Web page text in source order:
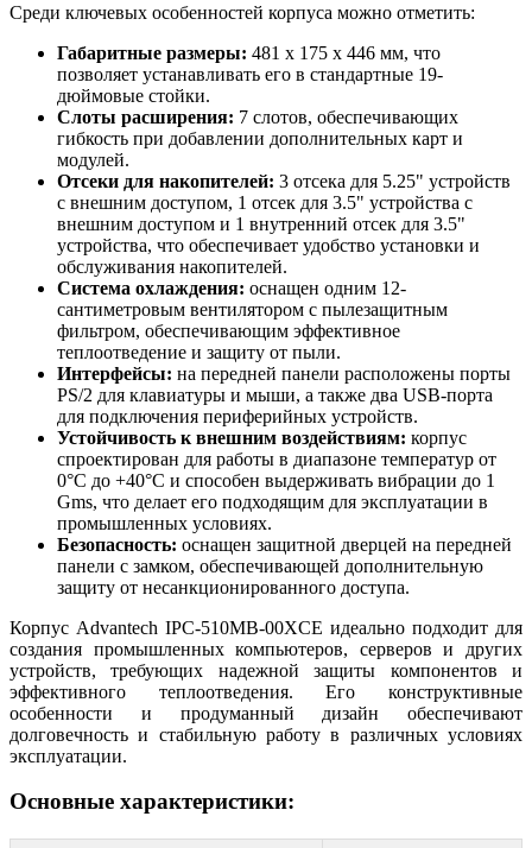
Среди ключевых особенностей корпуса можно отметить:
Габаритные размеры: 481 x 175 x 446 мм, что
позволяет устанавливать его в стандартные 19-
дюймовые стойки.
Слоты расширения: 7 слотов, обеспечивающих
гибкость при добавлении дополнительных карт и
модулей.
Отсеки для накопителей: 3 отсека для 5.25" устройств
с внешним доступом, 1 отсек для 3.5" устройства с
внешним доступом и 1 внутренний отсек для 3.5"
устройства, что обеспечивает удобство установки и
обслуживания накопителей.
Система охлаждения: оснащен одним 12-
сантиметровым вентилятором с пылезащитным
фильтром, обеспечивающим эффективное
теплоотведение и защиту от пыли.
Интерфейсы: на передней панели расположены порты
PS/2 для клавиатуры и мыши, а также два USB-порта
для подключения периферийных устройств.
Устойчивость к внешним воздействиям: корпус
спроектирован для работы в диапазоне температур от
0°C до +40°C и способен выдерживать вибрации до 1
Gms, что делает его подходящим для эксплуатации в
промышленных условиях.
Безопасность: оснащен защитной дверцей на передней
панели с замком, обеспечивающей дополнительную
защиту от несанкционированного доступа.
Корпус Advantech IPC-510MB-00XCE идеально подходит для
создания промышленных компьютеров, серверов и других
устройств, требующих надежной защиты компонентов и
эффективного теплоотведения. Его конструктивные
особенности и продуманный дизайн обеспечивают
долговечность и стабильную работу в различных условиях
эксплуатации.
Основные характеристики: